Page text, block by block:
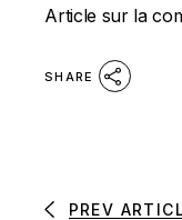
Article sur la
SHARE
PREV